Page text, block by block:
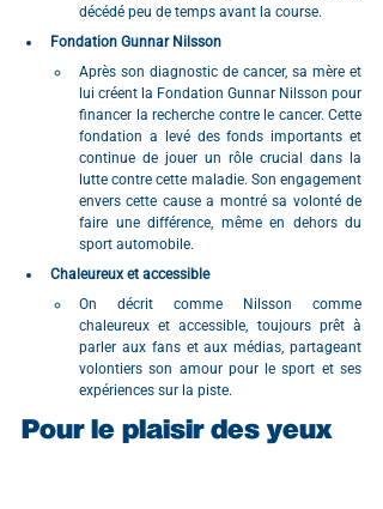
décédé peu de temps avant la course.
Fondation Gunnar Nilsson
Après son diagnostic de cancer, sa mère et
lui créent la Fondation Gunnar Nilsson pour
financer la recherche contre le cancer. Cette
fondation a levé des fonds importants et
continue de jouer un rôle crucial dans la
lutte contre cette maladie. Son engagement
envers cette cause a montré sa volonté de
faire une différence, même en dehors du
sport automobile.
Chaleureux et accessible
On décrit comme Nilsson comme
chaleureux et accessible, toujours prêt à
parler aux fans et aux médias, partageant
volontiers son amour pour le sport et ses
expériences sur la piste.
Pour le plaisir des yeux